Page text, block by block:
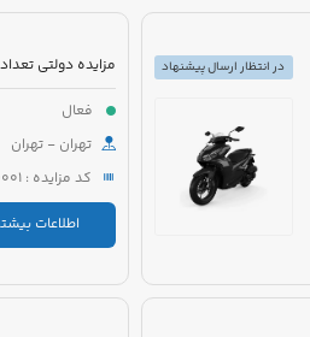
در انتظار ارسال پیشنهاد
فعال
تهران - تهران
کد مزایده : 5121008734000001
اطلاعات